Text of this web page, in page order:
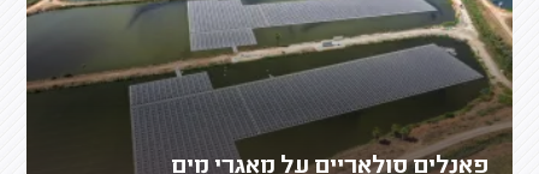
פאנלים סולאריים על מאגרי מים